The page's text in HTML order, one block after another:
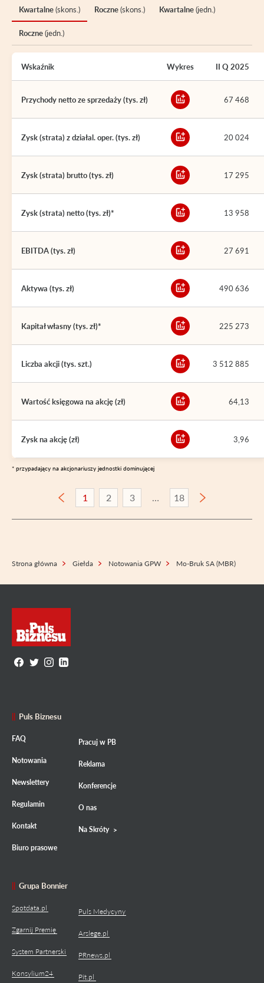
Kwartalne(skons.) Roczne(skons.) Kwartalne(jedn.)
Roczne(jedn.)
Wskaźnik Wykres II Q 2025
Przychody netto ze sprzedaży (tys. zł) 67 468
Zysk (strata) z działal. oper. (tys. zł) 20 024
Zysk (strata) brutto (tys. zł) 17 295
Zysk (strata) netto (tys. zł)* 13 958
EBITDA (tys. zł) 27 691
Aktywa (tys. zł) 490 636
Kapitał własny (tys. zł)* 225 273
Liczba akcji (tys. szt.) 3 512 885
Wartość księgowa na akcję (zł) 64,13
Zysk na akcję (zł) 3,96
* przypadający na akcjonariuszy jednostki dominującej
1 2 3 18
Strona główna Giełda Notowania GPW Mo-Bruk SA (MBR)
Puls Biznesu
FAQ
Notowania
Newslettery
Regulamin
Kontakt
Biuro prasowe
Pracuj w PB
Reklama
Konferencje
O nas
Na Skróty
Grupa Bonnier
Spotdata.pl
Zgarnij Premię
System Partnerski
Konsylium24
Puls Medycyny
Arslege.pl
PRnews.pl
Pit.pl